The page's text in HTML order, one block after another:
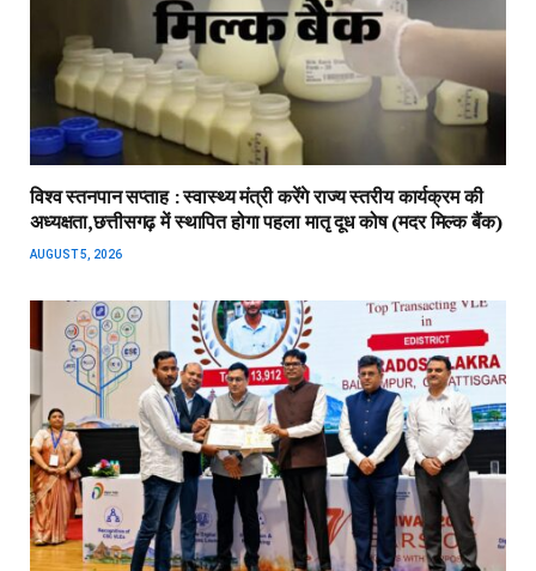
विश्व स्तनपान सप्ताह : स्वास्थ्य मंत्री करेंगे राज्य स्तरीय कार्यक्रम की
अध्यक्षता,छत्तीसगढ़ में स्थापित होगा पहला मातृ दूध कोष (मदर मिल्क बैंक)
AUGUST 5, 2026